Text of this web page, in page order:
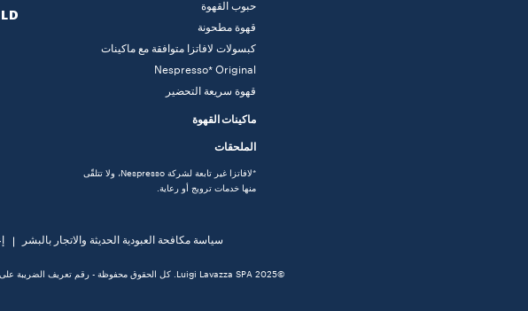
حبوب القهوة
قهوة مطحونة
كبسولات لافاتزا متوافقة مع ماكينات
Nespresso* Original
قهوة سريعة التحضير
ماكينات القهوة
الملحقات
*لافاتزا غير تابعة لشركة Nespresso، ولا تتلقّى
منها خدمات ترويج أو رعاية.
سياسة مكافحة العبودية الحديثة والاتجار بالبشر
©2025 Luigi Lavazza SPA. كل الحقوق محفوظة - رقم تعريف الضريبة على القيمة المضافة 00470550013 - رقم السجل التجاري 257143 - أسهم رأس المال 25090000 يورو مدفوعة كلها